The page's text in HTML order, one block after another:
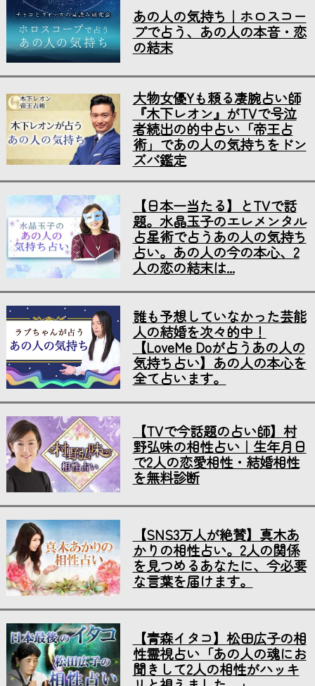
あの人の気持ち｜ホロスコー
プで占う、あの人の本音・恋
の結末
大物女優Yも頼る凄腕占い師
『木下レオン』がTVで号泣
者続出の的中占い「帝王占
術」であの人の気持ちをドン
ズバ鑑定
【日本一当たる】とTVで話
題。水晶玉子のエレメンタル
占星術で占うあの人の気持ち
占い。あの人の今の本心、2
人の恋の結末は...
誰も予想していなかった芸能
人の結婚を次々的中！
【LoveMe Doが占うあの人の
気持ち占い】あの人の本心を
全て占います。
【TVで今話題の占い師】村
野弘味の相性占い｜生年月日
で2人の恋愛相性・結婚相性
を無料診断
【SNS3万人が絶賛】真木あ
かりの相性占い。2人の関係
を見つめるあなたに、今必要
な言葉を届けます。
【青森イタコ】松田広子の相
性霊視占い「あの人の魂にお
聞きして2人の相性がハッキ